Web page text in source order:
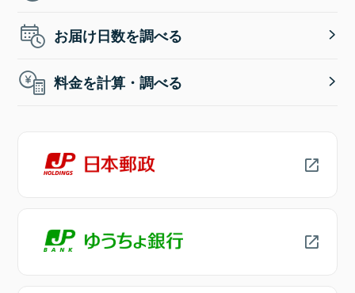
お届け日数を調べる
料金を計算・調べる